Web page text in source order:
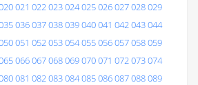
021 022023024025026027028029
036037038039040041 042043044
051 052053054055056057058059
066067068069070071 072073074
081 082083084085086087088089